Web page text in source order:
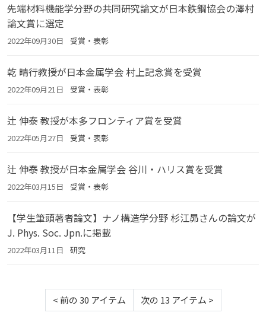
先端材料機能学分野の共同研究論文が日本鉄鋼協会の澤村
論文賞に選定
2022年09月30日 受賞・表彰
乾 晴行教授が日本金属学会 村上記念賞を受賞
2022年09月21日 受賞・表彰
辻 伸泰 教授が本多フロンティア賞を受賞
2022年05月27日 受賞・表彰
辻 伸泰 教授が日本金属学会 谷川・ハリス賞を受賞
2022年03月15日 受賞・表彰
【学生筆頭著者論文】ナノ構造学分野 杉江昴さんの論文が
J. Phys. Soc. Jpn.に掲載
2022年03月11日 研究
<前の 30 アイテム 次の 13 アイテム >